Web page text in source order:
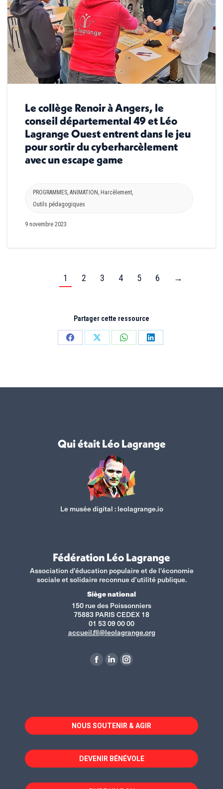
Le collège Renoir à Angers, le
conseil départemental 49 et Léo
Lagrange Ouest entrent dans le jeu
pour sortir du cyberharcèlement
avec un escape game
PROGRAMMES ANIMATION Harcèlement
Outils pédagogiques
9 novembre 2023
1 2 3 4 5 6 →
Partager cette ressource
PartagerPartagerPartagerPartager
Qui était Léo Lagrange
Le musée digital :leolagrange.io
Fédération Léo Lagrange
Association d'éducation populaire et de l'économie
sociale et solidaire reconnue d’utilité publique.
Siège national
150 rue des Poissonniers
75883 PARIS CEDEX 18
01 53 09 00 00
accueil.fll@leolagrange.org
La
dans
une
fenêtre
La
dans
une
fenêtre
La
dans
une
fenêtre
NOUS SOUTENIR & AGIR
DEVENIR BÉNÉVOLE